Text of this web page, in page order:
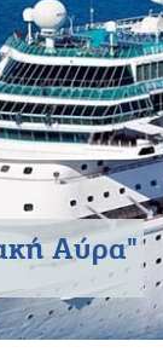
Αύρα"